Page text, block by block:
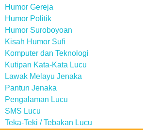
Humor Gereja
Humor Politik
Humor Suroboyoan
Kisah Humor Sufi
Komputer dan Teknologi
Kutipan Kata-Kata Lucu
Lawak Melayu Jenaka
Pantun Jenaka
Pengalaman Lucu
SMS Lucu
Teka-Teki / Tebakan Lucu